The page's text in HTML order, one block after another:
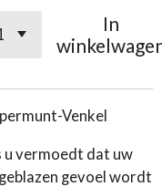
In
Venkel
u vermoedt dat uw
gevoel wordt